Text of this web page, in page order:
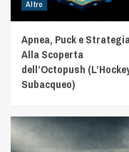
Altro
Apnea, Puck e
Alla Scoperta
dell’Octopush
Subacqueo)